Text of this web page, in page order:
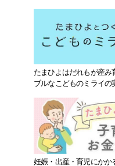
たまひよはだれもが産
ブルなこどものミライの
妊娠・出産・育児にか